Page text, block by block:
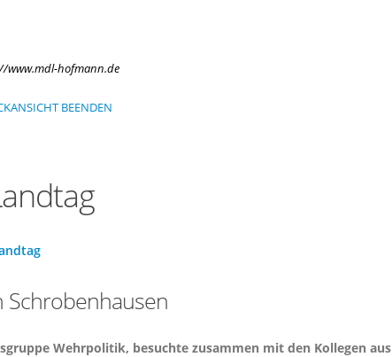
www.mdl-hofmann.de
BEENDEN
Schrobenhausen
Wehrpolitik, besuchte zusammen mit den Kollegen